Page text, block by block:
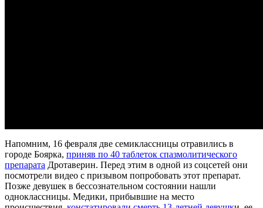
Напомним, 16 февраля две семиклассницы отравились в
городе Боярка, приняв по 40 таблеток спазмолитического
препарата Дротаверин. Перед этим в одной из соцсетей они
посмотрели видео с призывом попробовать этот препарат.
Позже девушек в бессознательном состоянии нашли
одноклассницы. Медики, прибывшие на место